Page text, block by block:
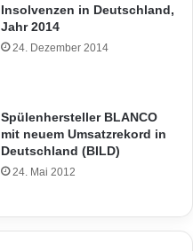
Insolvenzen in Deutschland,
Jahr 2014
24. Dezember 2014
Spülenhersteller BLANCO
mit neuem Umsatzrekord in
Deutschland (BILD)
24. Mai 2012